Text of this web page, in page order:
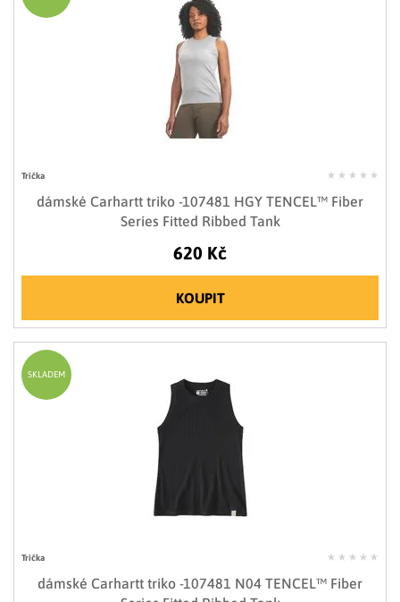
Trička
dámské Carhartt triko -107481 HGY TENCEL™ Fiber
Series Fitted Ribbed Tank
620 Kč
KOUPIT
Trička
dámské Carhartt triko -107481 N04 TENCEL™ Fiber
SKLADEM